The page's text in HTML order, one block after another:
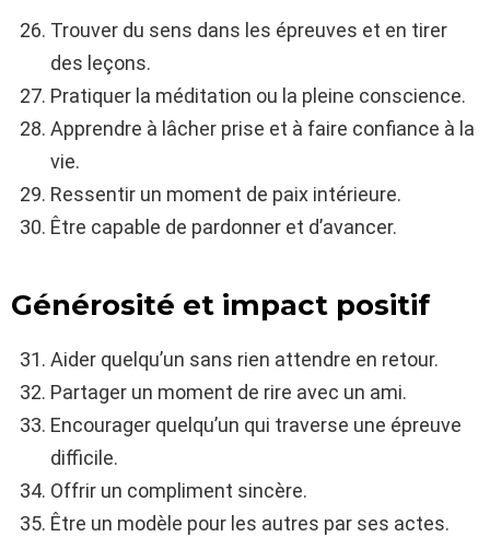
Trouver du sens dans les épreuves et en tirer
des leçons.
Pratiquer la méditation ou la pleine conscience.
Apprendre à lâcher prise et à faire confiance à la
vie.
Ressentir un moment de paix intérieure.
Être capable de pardonner et d’avancer.
Générosité et impact positif
Aider quelqu’un sans rien attendre en retour.
Partager un moment de rire avec un ami.
Encourager quelqu’un qui traverse une épreuve
difficile.
Offrir un compliment sincère.
Être un modèle pour les autres par ses actes.